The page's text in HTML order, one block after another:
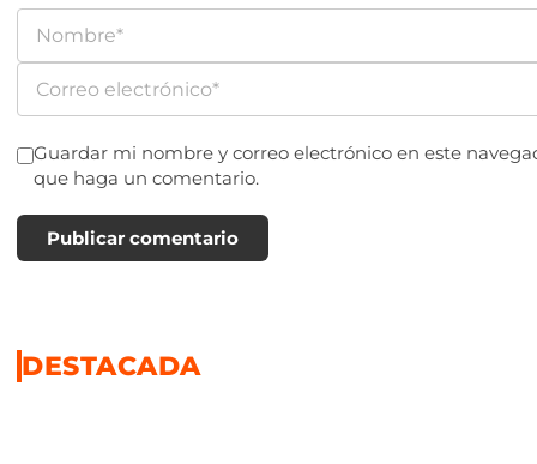
Guardar mi nombre y correo electrónico en este
que haga un comentario.
Publicar comentario
DESTACADA